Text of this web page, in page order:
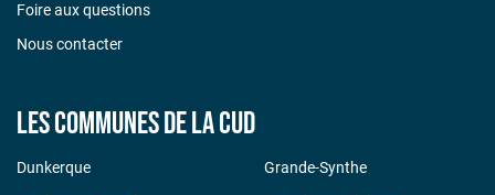
Foire aux questions
Nous contacter
Les communes de la CUD
Dunkerque
Grande-Synthe